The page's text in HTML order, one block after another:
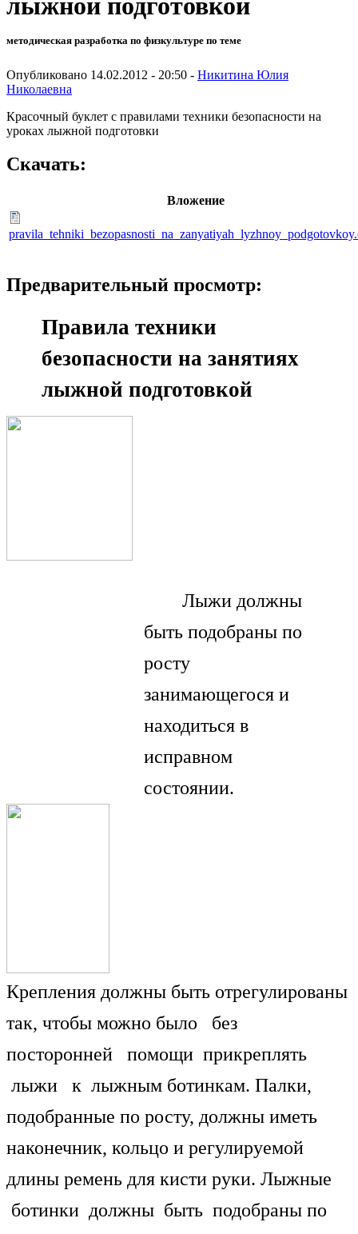
методическая разработка по физкультуре по теме
Опубликовано 14.02.2012 - 20:50 - Никитина Юлия
Николаевна
Красочный буклет с правилами техники безопасности на
уроках лыжной подготовки
Скачать:
Вложение
Предварительный просмотр:
Правила техники
безопасности на занятиях
лыжной подготовкой
Лыжи должны
быть подобраны по
росту
занимающегося и
находиться в
исправном
состоянии.
Крепления должны быть отрегулированы
так, чтобы можно было без
посторонней помощи прикреплять
лыжи к лыжным ботинкам. Палки,
подобранные по росту, должны иметь
наконечник, кольцо и регулируемой
длины ремень для кисти руки. Лыжные
ботинки должны быть подобраны по